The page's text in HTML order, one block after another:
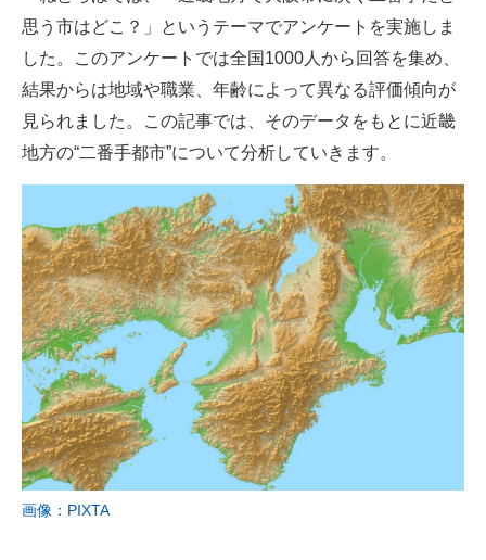
ITの今と未来を見通す
スマホと通信の最新トレンド
進化するPCとデバイスの未来
好きが集まる 比べて選べる
ビジネスと働き方のヒント
AI活用のいまが分かる
企業ITのトレンドを詳説
経営リーダーのコミュニティ
マーケ×ITの今がよく分かる
ITエンジニア向け専門サイト
企業向けIT製品の総合サイト
思う市はどこ？」というテーマでアンケートを実施しま
した。このアンケートでは全国1000人から回答を集め、
結果からは地域や職業、年齢によって異なる評価傾向が
見られました。この記事では、そのデータをもとに近畿
地方の“二番手都市”について分析していきます。
画像：PIXTA